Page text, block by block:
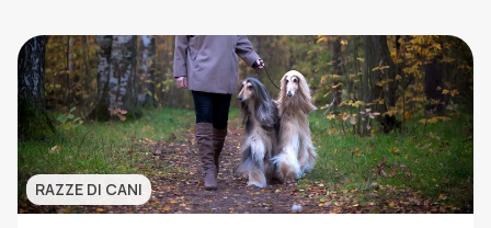
facilmente a diversi ambienti e persone. Energia
[…]
RAZZE DI CANI